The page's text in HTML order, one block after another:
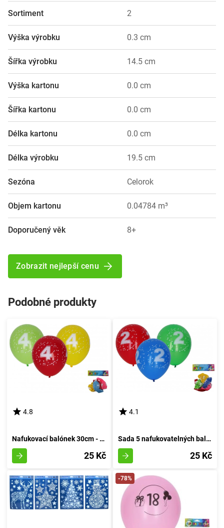
Sortiment 2
Výška výrobku 0.3 cm
Šířka výrobku 14.5 cm
Výška kartonu 0.0 cm
Šířka kartonu 0.0 cm
Délka kartonu 0.0 cm
Délka výrobku 19.5 cm
Sezóna Celorok
Objem kartonu 0.04784 m³
Doporučený věk 8+
Zobrazit nejlepší cenu
Podobné produkty
4.8
Nafukovací balónek 30cm - sada 5 kusů, s pořadovým číslem 4
25 Kč
4.1
Sada 5 nafukovatelných balónků o průměru 30 cm - číslo dva
25 Kč
-78%